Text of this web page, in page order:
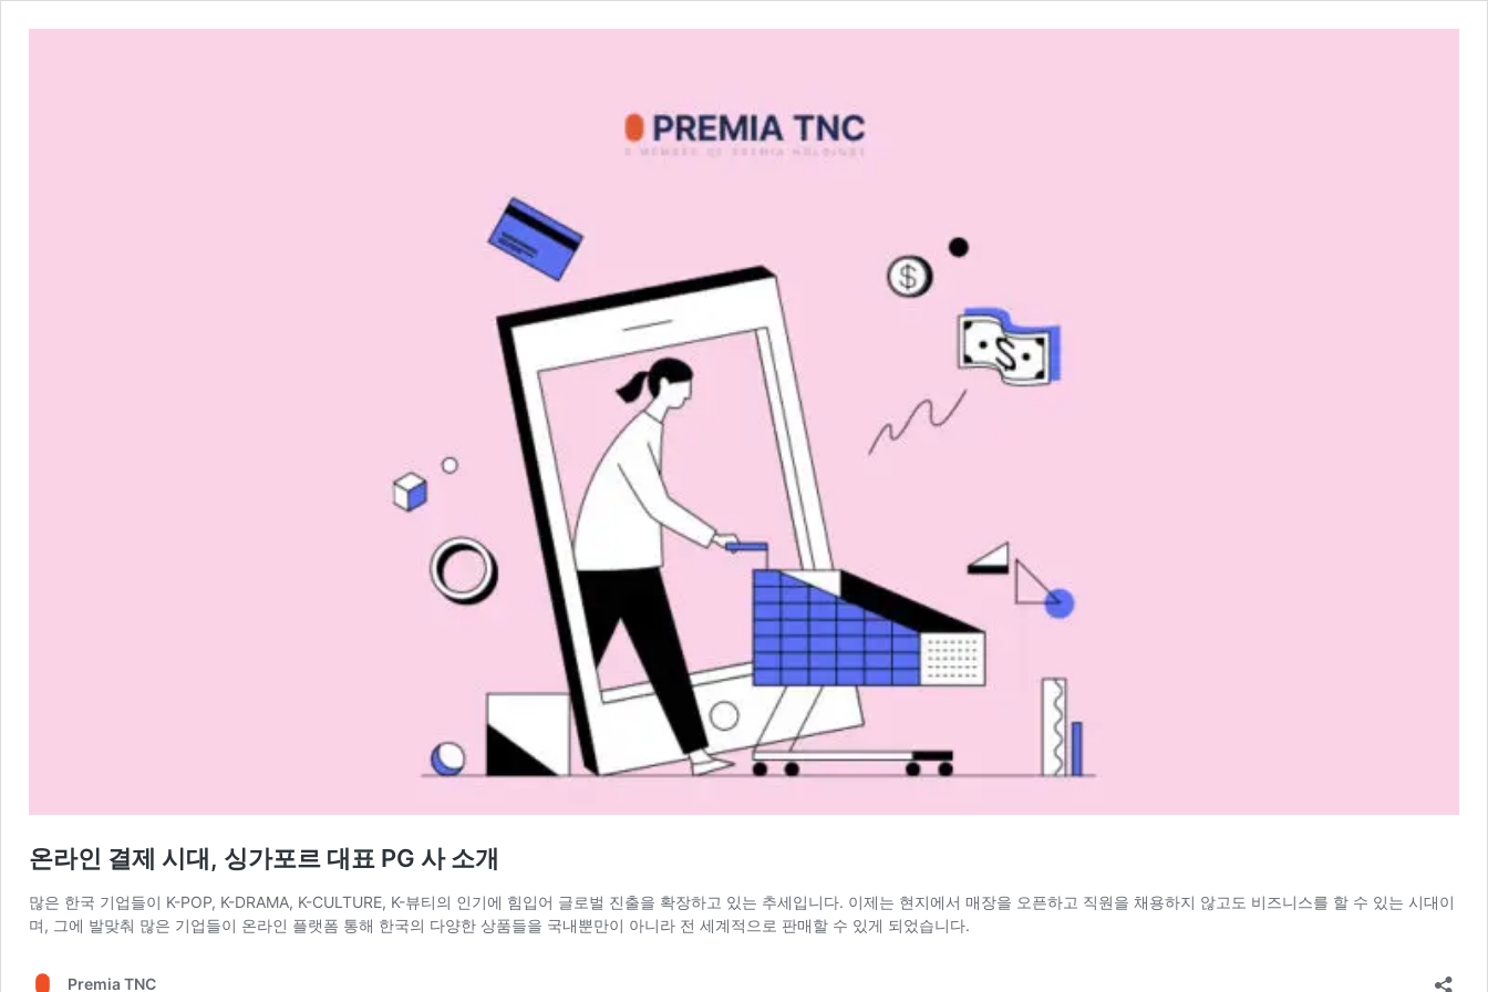
온라인 결제 시대, 싱가포르 대표 PG 사 소개
많은 한국 기업들이 K-POP, K-DRAMA, K-CULTURE, K-뷰티의 인기에 힘입어 글로벌 진출을 확장하고 있는 추세입니다. 이제는 현지에서 매장을 오픈하고 직원을 채용하지 않고도 비즈니스를 할 수 있는 시대이
며, 그에 발맞춰 많은 기업들이 온라인 플랫폼 통해 한국의 다양한 상품들을 국내뿐만이 아니라 전 세계적으로 판매할 수 있게 되었습니다.
Premia TNC